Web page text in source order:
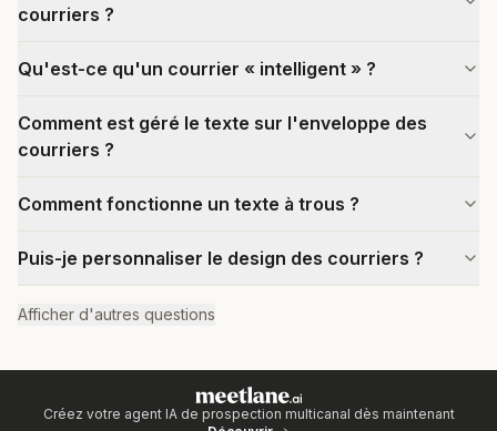
courriers ?
Qu'est-ce qu'un courrier « intelligent » ?
Comment est géré le texte sur l'enveloppe des
courriers ?
Comment fonctionne un texte à trous ?
Puis-je personnaliser le design des courriers ?
Afficher d'autres questions
Créez votre agent IA de prospection multicanal dès maintenant